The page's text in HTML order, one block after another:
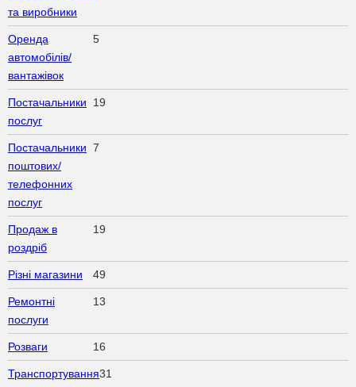
та виробники
Оренда
автомобілів/
вантажівок
5
Постачальники
послуг
19
Постачальники
поштових/
телефонних
послуг
7
Продаж в
роздріб
19
Різні магазини 49
Ремонтні
послуги
13
Розваги 16
Транспортування31